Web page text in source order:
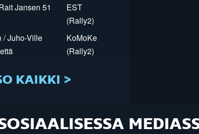
Jansen 51
EST
(Rally2)
/ Juho-Ville
KoMoKe
(Rally2)
KAIKKI >